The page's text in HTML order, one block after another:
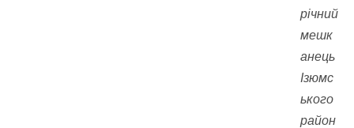
річний
мешк
анець
Ізюмс
ького
район